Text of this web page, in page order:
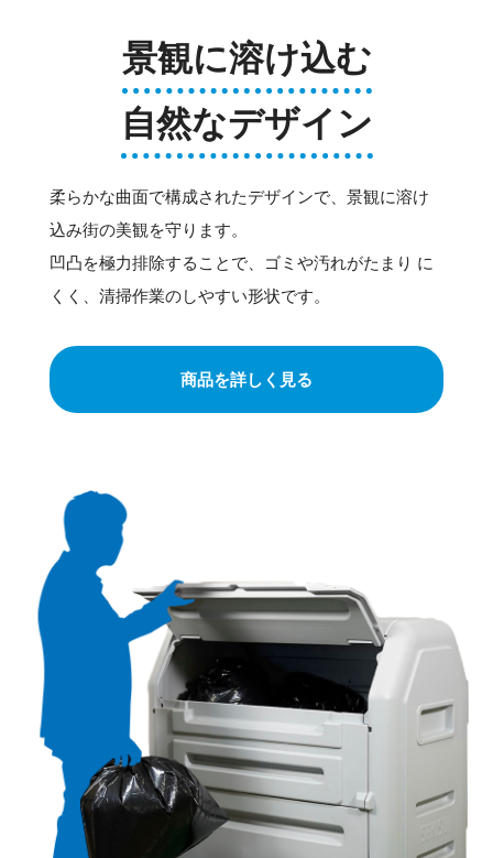
景観に溶け込む
自然なデザイン
柔らかな曲面で構成されたデザインで、景観に溶け
込み街の美観を守ります。
凹凸を極力排除することで、ゴミや汚れがたまり に
くく、清掃作業のしやすい形状です。
商品を詳しく見る